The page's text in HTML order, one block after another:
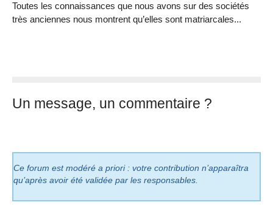
Toutes les connaissances que nous avons sur des sociétés
très anciennes nous montrent qu’elles sont matriarcales...
Un message, un commentaire ?
Ce forum est modéré a priori : votre contribution n’apparaîtra
qu’après avoir été validée par les responsables.